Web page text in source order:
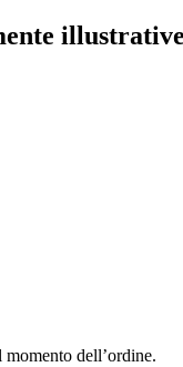
dell’ordine.